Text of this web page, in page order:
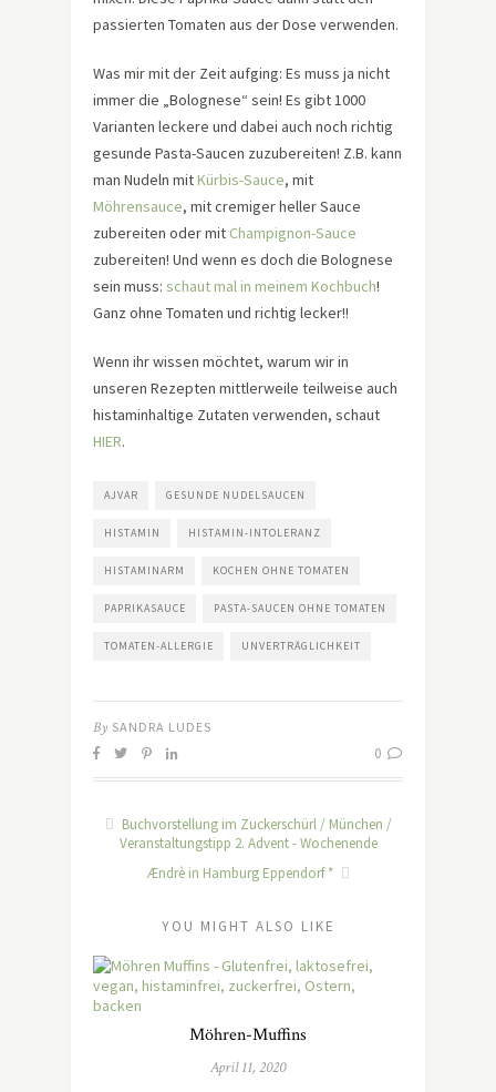
passierten Tomaten aus der Dose verwenden.
Was mir mit der Zeit aufging: Es muss ja nicht
immer die „Bolognese“ sein! Es gibt 1000
Varianten leckere und dabei auch noch richtig
gesunde Pasta-Saucen zuzubereiten! Z.B. kann
man Nudeln mitKürbis-Sauce, mit
Möhrensauce, mit cremiger heller Sauce
zubereiten oder mit Champignon-Sauce
zubereiten! Und wenn es doch die Bolognese
sein muss: schaut mal in meinem Kochbuch!
Ganz ohne Tomaten und richtig lecker!!
Wenn ihr wissen möchtet, warum wir in
unseren Rezepten mittlerweile teilweise auch
histaminhaltige Zutaten verwenden, schaut
HIER.
AJVAR GESUNDE NUDELSAUCEN
HISTAMIN HISTAMIN-INTOLERANZ
HISTAMINARM KOCHEN OHNE TOMATEN
PAPRIKASAUCE PASTA-SAUCEN OHNE TOMATEN
TOMATEN-ALLERGIE UNVERTRÄGLICHKEIT
By SANDRA LUDES
0
Buchvorstellung im Zuckerschürl / München /
Veranstaltungstipp 2. Advent - Wochenende
Ændrè in Hamburg Eppendorf *
YOU MIGHT ALSO LIKE
Möhren-Muffins
April 11, 2020